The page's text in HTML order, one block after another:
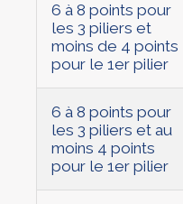
6 à 8 points pour
les 3 piliers et
moins de 4 points
pour le 1er pilier
6 à 8 points pour
les 3 piliers et au
moins 4 points
pour le 1er pilier